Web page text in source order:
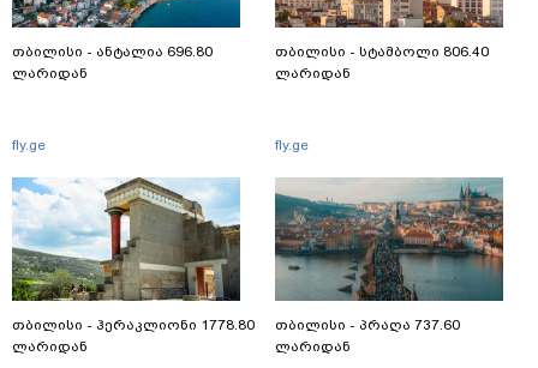
თბილისი - ანტალია 696.80
ლარიდან
fly.ge
თბილისი - ჰერაკლიონი 1778.80
ლარიდან
თბილისი - სტამბოლი 806.40
ლარიდან
fly.ge
თბილისი - პრაღა 737.60
ლარიდან